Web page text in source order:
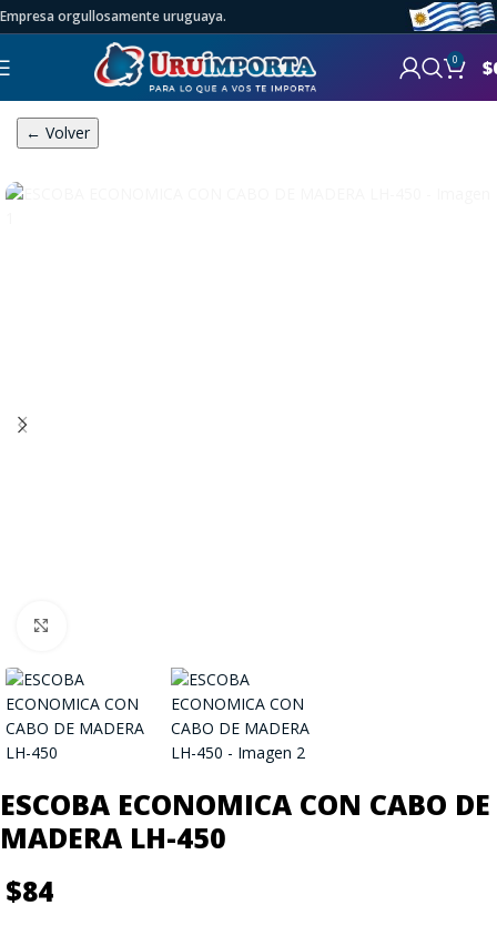
Empresa orgullosamente uruguaya.
0 $
← Volver
ESCOBA ECONOMICA CON CABO DE
MADERA LH-450
$84